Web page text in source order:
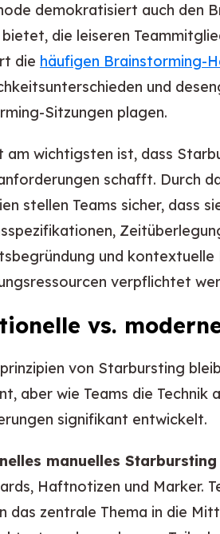
demokratisiert auch den
die leiseren
die häufigen Brainstorming-
und
Sitzungen plagen.
am wichtigsten ist, dass
schafft. Durch
stellen Teams sicher, dass
und
verpflichtet
vs.
von Starbursting
aber wie Teams die
signifikant entwickelt.
manuelles Starbursting
Haftnotizen und Marker.
das zentrale Thema in die